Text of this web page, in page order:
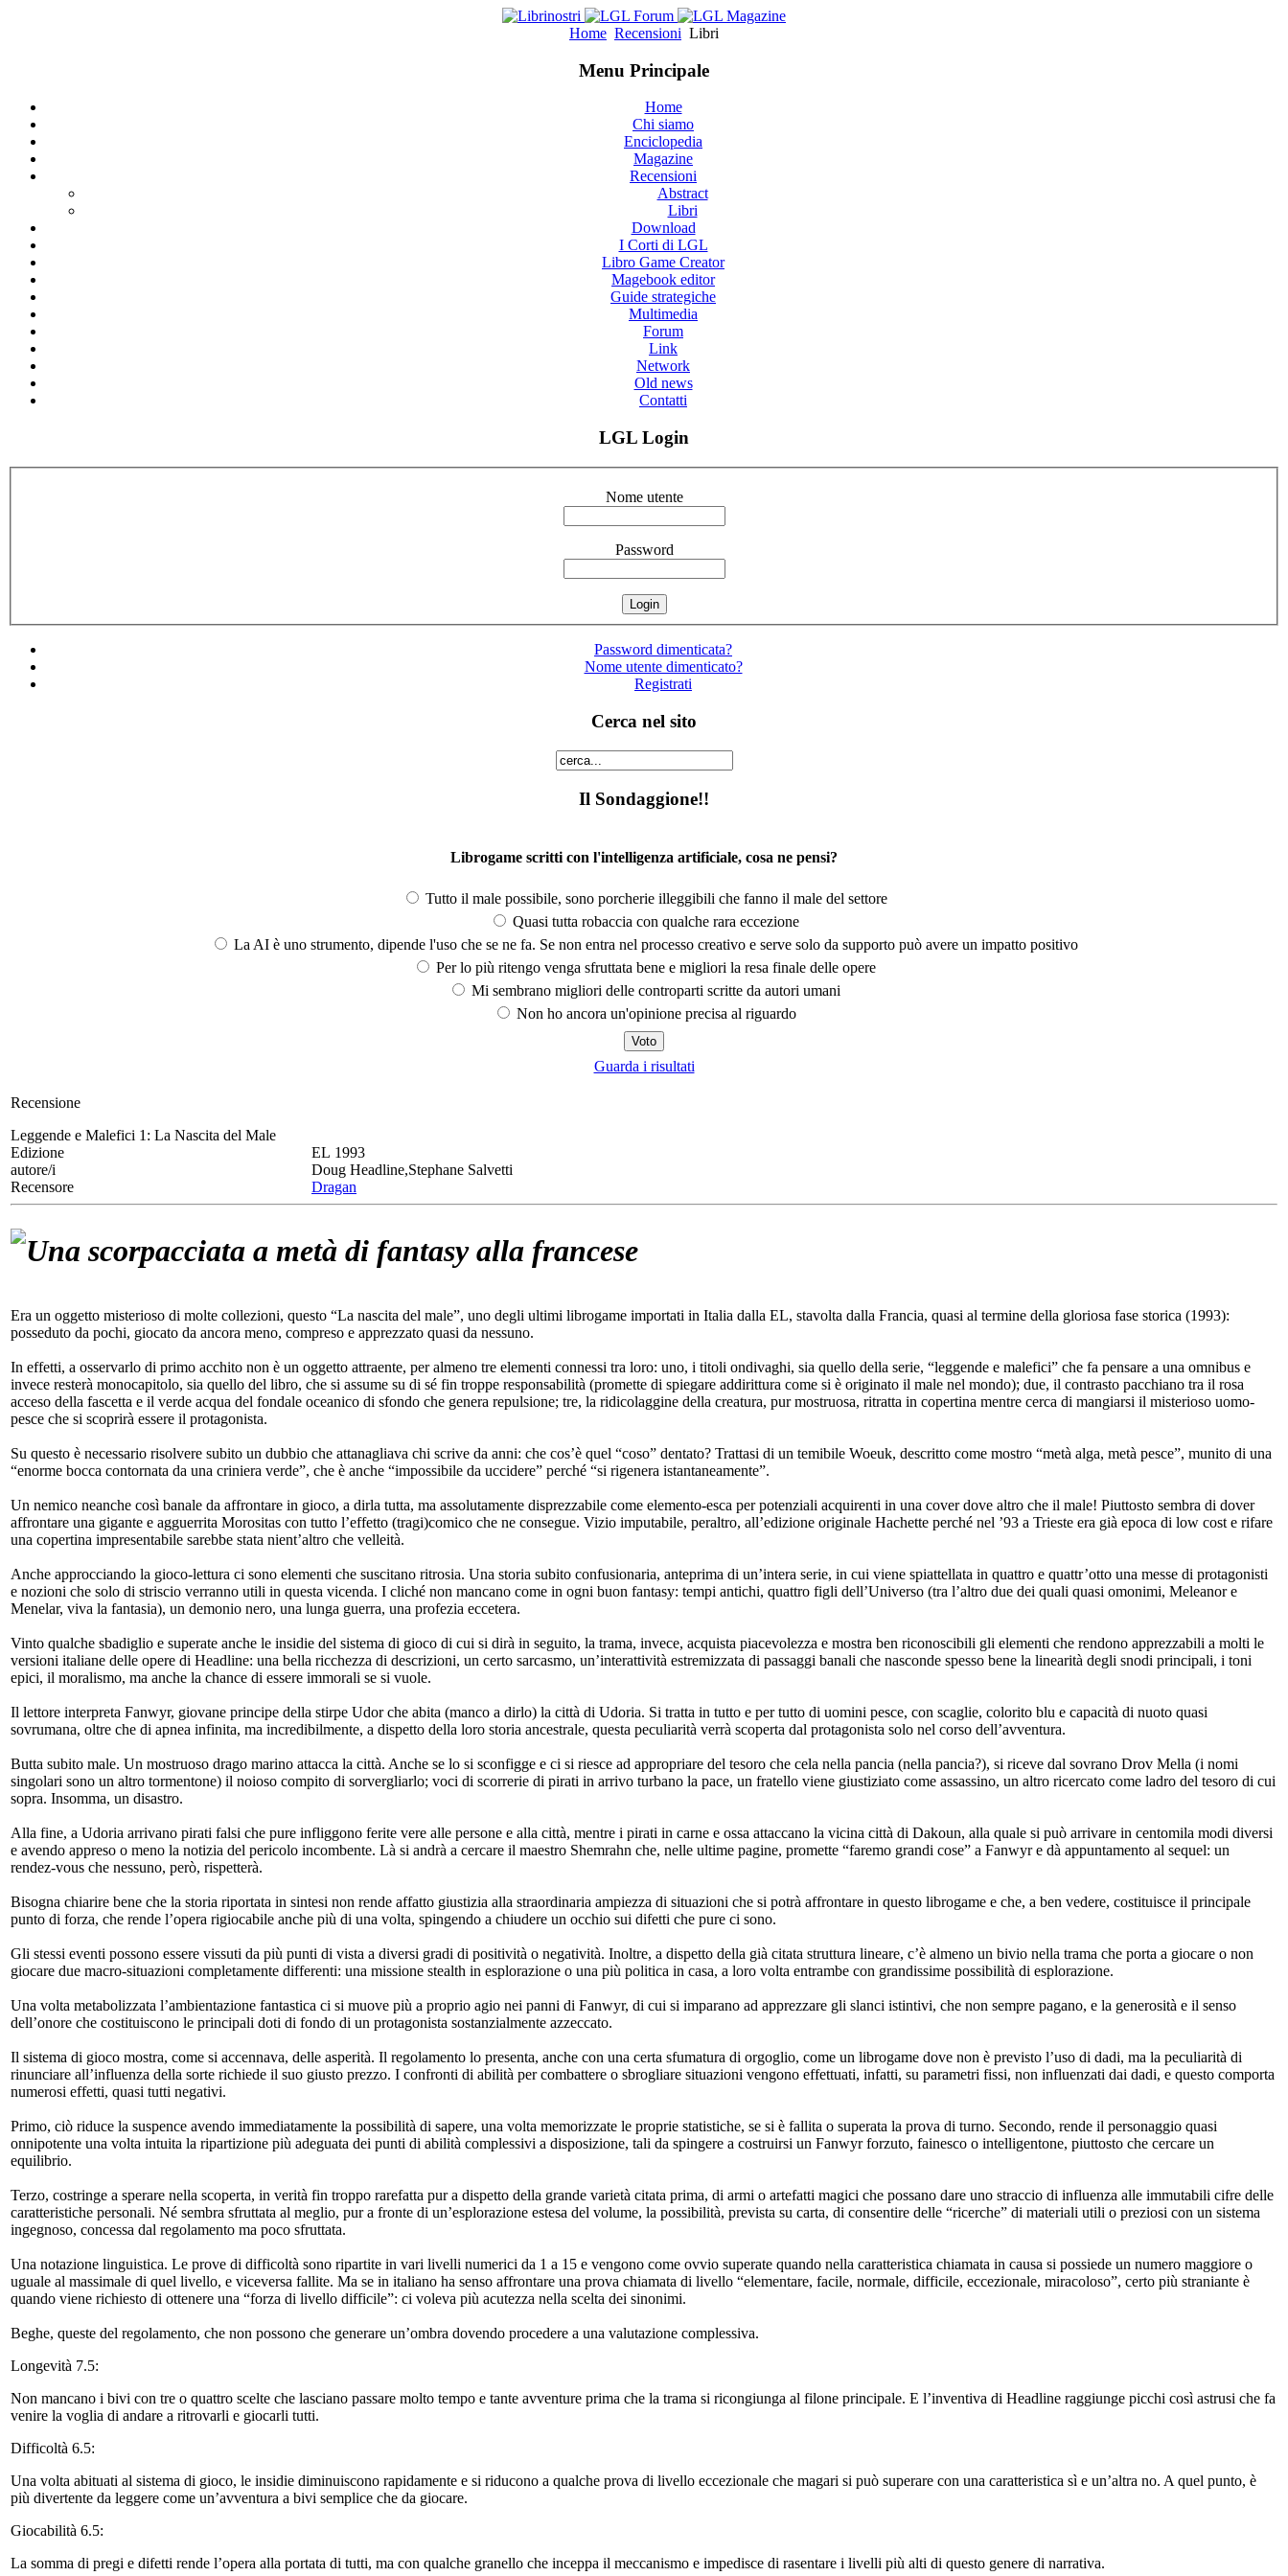
Home Recensioni Libri
Menu Principale
Home
Chi siamo
Enciclopedia
Magazine
Recensioni
Abstract
Libri
Download
I Corti di LGL
Libro Game Creator
Magebook editor
Guide strategiche
Multimedia
Forum
Link
Network
Old news
Contatti
LGL Login
Nome utente
Password
Password dimenticata?
Nome utente dimenticato?
Registrati
Cerca nel sito
Il Sondaggione!!
Librogame scritti con l'intelligenza artificiale, cosa ne pensi?
Tutto il male possibile, sono porcherie illeggibili che fanno il male del settore
Quasi tutta robaccia con qualche rara eccezione
La AI è uno strumento, dipende l'uso che se ne fa. Se non entra nel processo creativo e serve solo da supporto può avere un impatto positivo
Per lo più ritengo venga sfruttata bene e migliori la resa finale delle opere
Mi sembrano migliori delle controparti scritte da autori umani
Non ho ancora un'opinione precisa al riguardo
Guarda i risultati
Recensione
Leggende e Malefici 1: La Nascita del Male
Edizione
EL 1993
autore/i
Doug Headline,Stephane Salvetti
Recensore
Dragan
Una scorpacciata a metà di fantasy alla francese
Era un oggetto misterioso di molte collezioni, questo “La nascita del male”, uno degli ultimi librogame importati in Italia dalla EL, stavolta dalla Francia, quasi al termine della gloriosa fase storica (1993):
posseduto da pochi, giocato da ancora meno, compreso e apprezzato quasi da nessuno.
In effetti, a osservarlo di primo acchito non è un oggetto attraente, per almeno tre elementi connessi tra loro: uno, i titoli ondivaghi, sia quello della serie, “leggende e malefici” che fa pensare a una omnibus e
invece resterà monocapitolo, sia quello del libro, che si assume su di sé fin troppe responsabilità (promette di spiegare addirittura come si è originato il male nel mondo); due, il contrasto pacchiano tra il rosa
acceso della fascetta e il verde acqua del fondale oceanico di sfondo che genera repulsione; tre, la ridicolaggine della creatura, pur mostruosa, ritratta in copertina mentre cerca di mangiarsi il misterioso uomo-
pesce che si scoprirà essere il protagonista.
Su questo è necessario risolvere subito un dubbio che attanagliava chi scrive da anni: che cos’è quel “coso” dentato? Trattasi di un temibile Woeuk, descritto come mostro “metà alga, metà pesce”, munito di una
“enorme bocca contornata da una criniera verde”, che è anche “impossibile da uccidere” perché “si rigenera istantaneamente”.
Un nemico neanche così banale da affrontare in gioco, a dirla tutta, ma assolutamente disprezzabile come elemento-esca per potenziali acquirenti in una cover dove altro che il male! Piuttosto sembra di dover
affrontare una gigante e agguerrita Morositas con tutto l’effetto (tragi)comico che ne consegue. Vizio imputabile, peraltro, all’edizione originale Hachette perché nel ’93 a Trieste era già epoca di low cost e rifare
una copertina impresentabile sarebbe stata nient’altro che velleità.
Anche approcciando la gioco-lettura ci sono elementi che suscitano ritrosia. Una storia subito confusionaria, anteprima di un’intera serie, in cui viene spiattellata in quattro e quattr’otto una messe di protagonisti
e nozioni che solo di striscio verranno utili in questa vicenda. I cliché non mancano come in ogni buon fantasy: tempi antichi, quattro figli dell’Universo (tra l’altro due dei quali quasi omonimi, Meleanor e
Menelar, viva la fantasia), un demonio nero, una lunga guerra, una profezia eccetera.
Vinto qualche sbadiglio e superate anche le insidie del sistema di gioco di cui si dirà in seguito, la trama, invece, acquista piacevolezza e mostra ben riconoscibili gli elementi che rendono apprezzabili a molti le
versioni italiane delle opere di Headline: una bella ricchezza di descrizioni, un certo sarcasmo, un’interattività estremizzata di passaggi banali che nasconde spesso bene la linearità degli snodi principali, i toni
epici, il moralismo, ma anche la chance di essere immorali se si vuole.
Il lettore interpreta Fanwyr, giovane principe della stirpe Udor che abita (manco a dirlo) la città di Udoria. Si tratta in tutto e per tutto di uomini pesce, con scaglie, colorito blu e capacità di nuoto quasi
sovrumana, oltre che di apnea infinita, ma incredibilmente, a dispetto della loro storia ancestrale, questa peculiarità verrà scoperta dal protagonista solo nel corso dell’avventura.
Butta subito male. Un mostruoso drago marino attacca la città. Anche se lo si sconfigge e ci si riesce ad appropriare del tesoro che cela nella pancia (nella pancia?), si riceve dal sovrano Drov Mella (i nomi
singolari sono un altro tormentone) il noioso compito di sorvergliarlo; voci di scorrerie di pirati in arrivo turbano la pace, un fratello viene giustiziato come assassino, un altro ricercato come ladro del tesoro di cui
sopra. Insomma, un disastro.
Alla fine, a Udoria arrivano pirati falsi che pure infliggono ferite vere alle persone e alla città, mentre i pirati in carne e ossa attaccano la vicina città di Dakoun, alla quale si può arrivare in centomila modi diversi
e avendo appreso o meno la notizia del pericolo incombente. Là si andrà a cercare il maestro Shemrahn che, nelle ultime pagine, promette “faremo grandi cose” a Fanwyr e dà appuntamento al sequel: un
rendez-vous che nessuno, però, rispetterà.
Bisogna chiarire bene che la storia riportata in sintesi non rende affatto giustizia alla straordinaria ampiezza di situazioni che si potrà affrontare in questo librogame e che, a ben vedere, costituisce il principale
punto di forza, che rende l’opera rigiocabile anche più di una volta, spingendo a chiudere un occhio sui difetti che pure ci sono.
Gli stessi eventi possono essere vissuti da più punti di vista a diversi gradi di positività o negatività. Inoltre, a dispetto della già citata struttura lineare, c’è almeno un bivio nella trama che porta a giocare o non
giocare due macro-situazioni completamente differenti: una missione stealth in esplorazione o una più politica in casa, a loro volta entrambe con grandissime possibilità di esplorazione.
Una volta metabolizzata l’ambientazione fantastica ci si muove più a proprio agio nei panni di Fanwyr, di cui si imparano ad apprezzare gli slanci istintivi, che non sempre pagano, e la generosità e il senso
dell’onore che costituiscono le principali doti di fondo di un protagonista sostanzialmente azzeccato.
Il sistema di gioco mostra, come si accennava, delle asperità. Il regolamento lo presenta, anche con una certa sfumatura di orgoglio, come un librogame dove non è previsto l’uso di dadi, ma la peculiarità di
rinunciare all’influenza della sorte richiede il suo giusto prezzo. I confronti di abilità per combattere o sbrogliare situazioni vengono effettuati, infatti, su parametri fissi, non influenzati dai dadi, e questo comporta
numerosi effetti, quasi tutti negativi.
Primo, ciò riduce la suspence avendo immediatamente la possibilità di sapere, una volta memorizzate le proprie statistiche, se si è fallita o superata la prova di turno. Secondo, rende il personaggio quasi
onnipotente una volta intuita la ripartizione più adeguata dei punti di abilità complessivi a disposizione, tali da spingere a costruirsi un Fanwyr forzuto, fainesco o intelligentone, piuttosto che cercare un
equilibrio.
Terzo, costringe a sperare nella scoperta, in verità fin troppo rarefatta pur a dispetto della grande varietà citata prima, di armi o artefatti magici che possano dare uno straccio di influenza alle immutabili cifre delle
caratteristiche personali. Né sembra sfruttata al meglio, pur a fronte di un’esplorazione estesa del volume, la possibilità, prevista su carta, di consentire delle “ricerche” di materiali utili o preziosi con un sistema
ingegnoso, concessa dal regolamento ma poco sfruttata.
Una notazione linguistica. Le prove di difficoltà sono ripartite in vari livelli numerici da 1 a 15 e vengono come ovvio superate quando nella caratteristica chiamata in causa si possiede un numero maggiore o
uguale al massimale di quel livello, e viceversa fallite. Ma se in italiano ha senso affrontare una prova chiamata di livello “elementare, facile, normale, difficile, eccezionale, miracoloso”, certo più straniante è
quando viene richiesto di ottenere una “forza di livello difficile”: ci voleva più acutezza nella scelta dei sinonimi.
Beghe, queste del regolamento, che non possono che generare un’ombra dovendo procedere a una valutazione complessiva.
Longevità 7.5:
Non mancano i bivi con tre o quattro scelte che lasciano passare molto tempo e tante avventure prima che la trama si ricongiunga al filone principale. E l’inventiva di Headline raggiunge picchi così astrusi che fa
venire la voglia di andare a ritrovarli e giocarli tutti.
Difficoltà 6.5:
Una volta abituati al sistema di gioco, le insidie diminuiscono rapidamente e si riducono a qualche prova di livello eccezionale che magari si può superare con una caratteristica sì e un’altra no. A quel punto, è
più divertente da leggere come un’avventura a bivi semplice che da giocare.
Giocabilità 6.5:
La somma di pregi e difetti rende l’opera alla portata di tutti, ma con qualche granello che inceppa il meccanismo e impedisce di rasentare i livelli più alti di questo genere di narrativa.